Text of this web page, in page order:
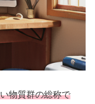
物質群の総称で